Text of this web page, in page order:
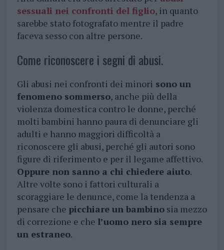
sessuali nei confronti del figlio, in quanto
sarebbe stato fotografato mentre il padre
faceva sesso con altre persone.
Come riconoscere i segni di abusi.
Gli abusi nei confronti dei minori sono un
fenomeno sommerso, anche più della
violenza domestica contro le donne, perché
molti bambini hanno paura di denunciare gli
adulti e hanno maggiori difficoltà a
riconoscere gli abusi, perché gli autori sono
figure di riferimento e per il legame affettivo.
Oppure non sanno a chi chiedere aiuto.
Altre volte sono i fattori culturali a
scoraggiare le denunce, come la tendenza a
pensare che picchiare un bambinosia mezzo
di correzione e che l’uomo nero sia sempre
un estraneo.